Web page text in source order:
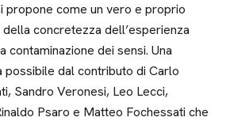
propone come un vero e proprio
concretezza dell’esperienza
contaminazione dei sensi. Una
possibile dal contributo di Carlo
Sandro Veronesi, Leo Lecci,
Psaro e Matteo Fochessati che